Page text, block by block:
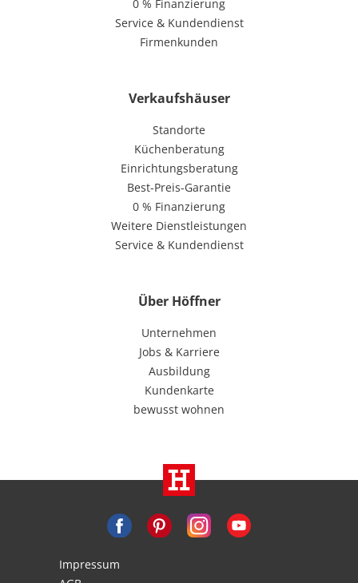
0 % Finanzierung
Service & Kundendienst
Firmenkunden
Verkaufshäuser
Standorte
Küchenberatung
Einrichtungsberatung
Best-Preis-Garantie
0 % Finanzierung
Weitere Dienstleistungen
Service & Kundendienst
Über Höffner
Unternehmen
Jobs & Karriere
Ausbildung
Kundenkarte
bewusst wohnen
Impressum